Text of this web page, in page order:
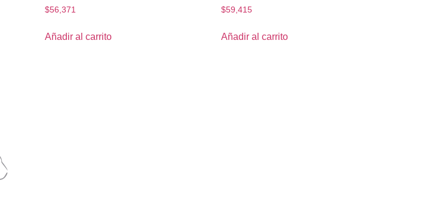
$56,371
Añadir al carrito
$59,415
Añadir al carrito